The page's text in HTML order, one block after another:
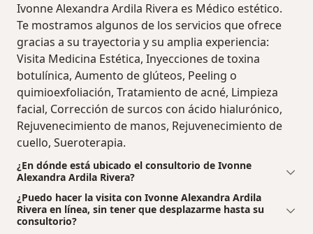
Ivonne Alexandra Ardila Rivera es Médico estético.
Te mostramos algunos de los servicios que ofrece
gracias a su trayectoria y su amplia experiencia:
Visita Medicina Estética, Inyecciones de toxina
botulínica, Aumento de glúteos, Peeling o
quimioexfoliación, Tratamiento de acné, Limpieza
facial, Corrección de surcos con ácido hialurónico,
Rejuvenecimiento de manos, Rejuvenecimiento de
cuello, Sueroterapia.
¿En dónde está ubicado el consultorio de Ivonne
Alexandra Ardila Rivera?
¿Puedo hacer la visita con Ivonne Alexandra Ardila
Rivera en línea, sin tener que desplazarme hasta su
consultorio?